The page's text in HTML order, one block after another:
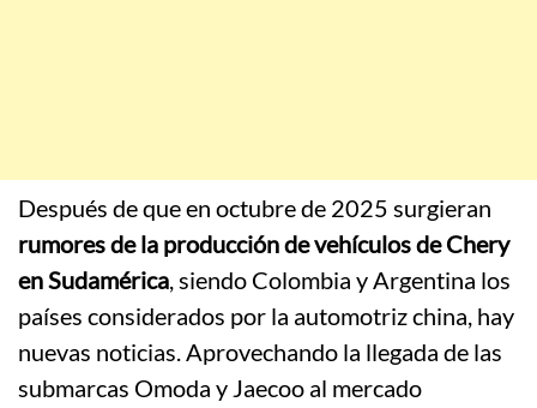
Después de que en octubre de 2025 surgieran
rumores de la producción de vehículos de Chery
en Sudamérica, siendo Colombia y Argentina los
países considerados por la automotriz china, hay
nuevas noticias. Aprovechando la llegada de las
submarcas Omoda y Jaecoo al mercado